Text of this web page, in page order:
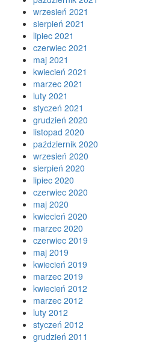
wrzesień 2021
sierpień 2021
lipiec 2021
czerwiec 2021
maj 2021
kwiecień 2021
marzec 2021
luty 2021
styczeń 2021
grudzień 2020
listopad 2020
październik 2020
wrzesień 2020
sierpień 2020
lipiec 2020
czerwiec 2020
maj 2020
kwiecień 2020
marzec 2020
czerwiec 2019
maj 2019
kwiecień 2019
marzec 2019
kwiecień 2012
marzec 2012
luty 2012
styczeń 2012
grudzień 2011